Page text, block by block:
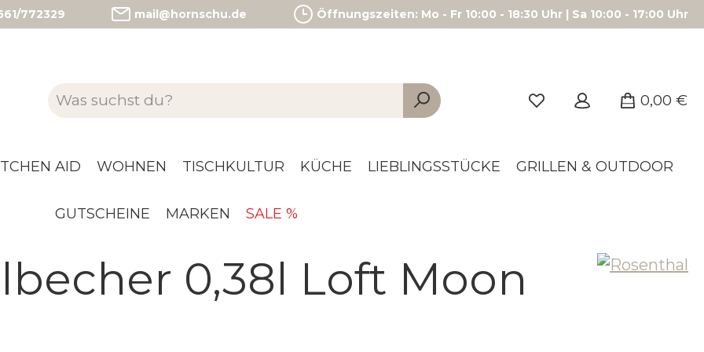
772329 mail@hornschu.de Öffnungszeiten: Mo - Fr 10:00 - 18:30 Uhr | Sa 10:00 - 17:00 Uhr
0,00 €
AID WOHNEN TISCHKULTUR KÜCHE LIEBLINGSSTÜCKE GRILLEN & OUTDOOR
GUTSCHEINE MARKEN SALE %
0,38l Loft Moon